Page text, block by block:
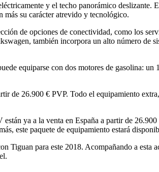
y el techo panorámico
más su carácter atrevido y tecnológico.
de opciones de conectividad, como los
también incorpora un alto número de
equiparse con dos motores de gasolina:
de 26.900 € PVP. Todo el equipamiento
ya a la venta en España a partir de
este paquete de equipamiento estará
Tiguan para este 2018. Acompañando a